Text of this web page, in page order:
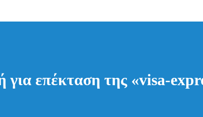
επέκταση της «visa-